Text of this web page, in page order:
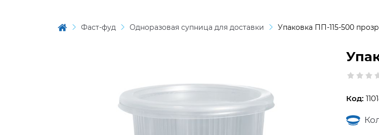
Фаст-фуд Одноразовая супница для доставки Упаковка ПП-115-500
Код: